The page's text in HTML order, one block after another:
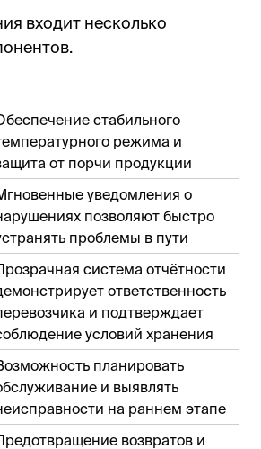
входит несколько
стабильного
режима и
от порчи продукции
уведомления о
позволяют быстро
проблемы в пути
система отчётности
ответственность
и подтверждает
условий хранения
планировать
и выявлять
на раннем этапе
возвратов и